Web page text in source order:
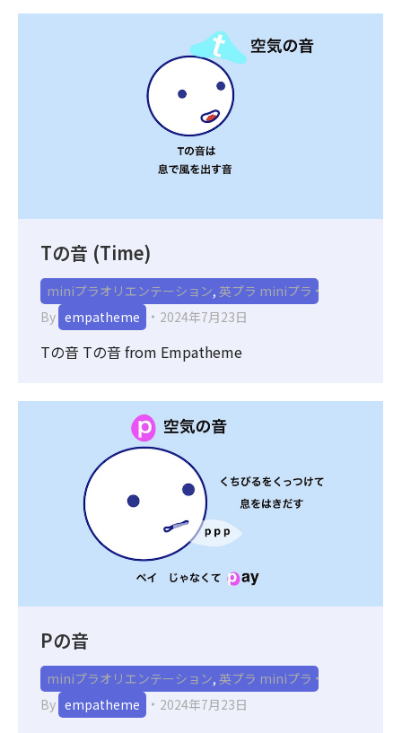
Tの音 (Time)
miniプラオリエンテーション, 英プラ miniプラ
By empatheme 2024年7月23日
Tの音 Tの音 from Empatheme
Pの音
miniプラオリエンテーション, 英プラ miniプラ
By empatheme 2024年7月23日